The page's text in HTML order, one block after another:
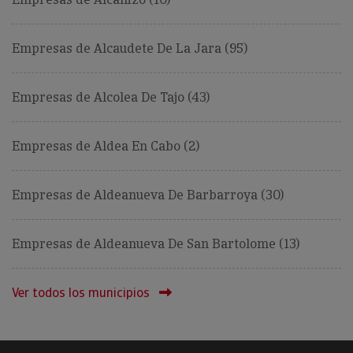
Empresas de Alcaudete De La Jara (95)
Empresas de Alcolea De Tajo (43)
Empresas de Aldea En Cabo (2)
Empresas de Aldeanueva De Barbarroya (30)
Empresas de Aldeanueva De San Bartolome (13)
Ver todos los municipios